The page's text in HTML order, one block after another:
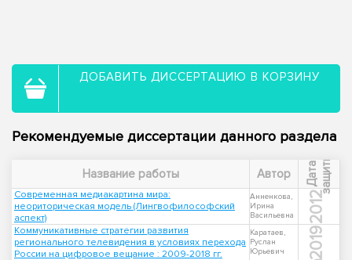
ДОБАВИТЬ ДИССЕРТАЦИЮ В КОРЗИНУ
Рекомендуемые диссертации данного раздела
Название работы Автор Д
а
т
а
з
а
щ
и
т ы
Современная медиакартина мира:
неориторическая модель (Лингвофилософский
аспект)
Анненкова,
Ирина
Васильевна
2012
Коммуникативные стратегии развития
регионального телевидения в условиях перехода
России на цифровое вещание : 2009-2018 гг.
Каратаев,
Руслан
Юрьевич
2019